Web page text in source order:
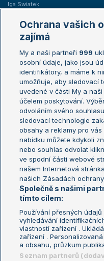
Iga Swiatek
Žebříčky
Žebříček ATP (muži)
Žebříček WTA (ženy)
Sázkařský žebříček
Aktualní trendy
Fotbalové přestupy
Livesport Daily
LS Prague Open
Podmínky užití
GDPR a žurnalistika
Kontakt
Ochrana vašich
zajímá
My a naši partneři 999
osobní údaje, jako jsou
identifikátory, a máme k
umožňuje, aby sledovací
uvedené v části My a
účelem poskytování.
odvoláním svého
sledovací technologie
obsahy a reklamy pro
nabídku můžete kdykoli
nebo souhlas odvolat
ve spodní části webové
našem Internetová
našich Zásadách
Společně s našimi
tímto cílem:
Používání přesných
vyhledávání
vlastností zařízení .
zařízení .
a obsahu, průzkum
Seznam partnerů